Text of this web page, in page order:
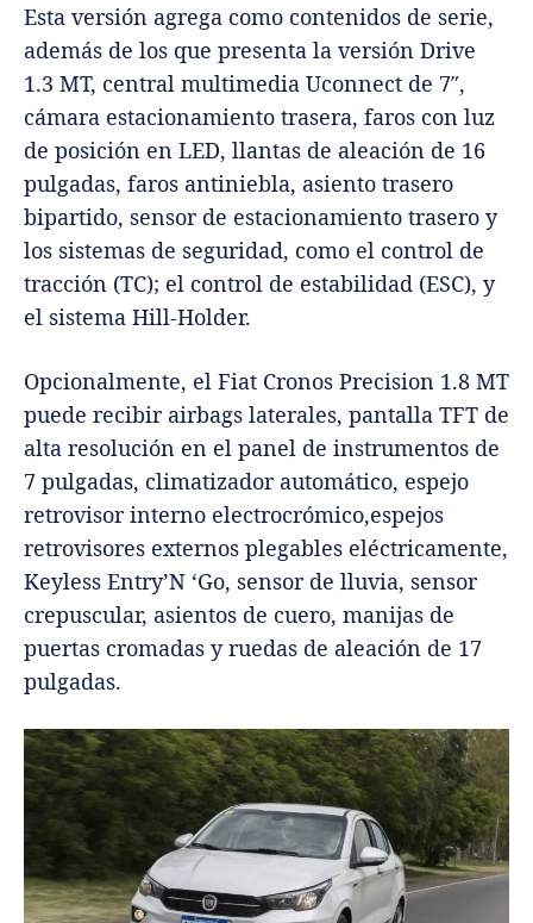
Esta versión agrega como contenidos de serie,
además de los que presenta la versión Drive
1.3 MT, central multimedia Uconnect de 7″,
cámara estacionamiento trasera, faros con luz
de posición en LED, llantas de aleación de 16
pulgadas, faros antiniebla, asiento trasero
bipartido, sensor de estacionamiento trasero y
los sistemas de seguridad, como el control de
tracción (TC); el control de estabilidad (ESC), y
el sistema Hill-Holder.
Opcionalmente, el Fiat Cronos Precision 1.8 MT
puede recibir airbags laterales, pantalla TFT de
alta resolución en el panel de instrumentos de
7 pulgadas, climatizador automático, espejo
retrovisor interno electrocrómico,espejos
retrovisores externos plegables eléctricamente,
Keyless Entry’N ‘Go, sensor de lluvia, sensor
crepuscular, asientos de cuero, manijas de
puertas cromadas y ruedas de aleación de 17
pulgadas.